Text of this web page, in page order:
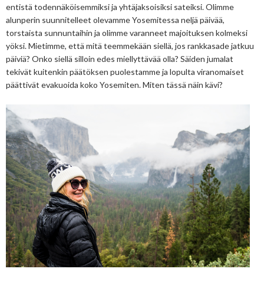
entistä todennäköisemmiksi ja yhtäjaksoisiksi sateiksi. Olimme
alunperin suunnitelleet olevamme Yosemitessa neljä päivää,
torstaista sunnuntaihin ja olimme varanneet majoituksen kolmeksi
yöksi. Mietimme, että mitä teemmekään siellä, jos rankkasade jatkuu
päiviä? Onko siellä silloin edes miellyttävää olla? Säiden jumalat
tekivät kuitenkin päätöksen puolestamme ja lopulta viranomaiset
päättivät evakuoida koko Yosemiten. Miten tässä näin kävi?